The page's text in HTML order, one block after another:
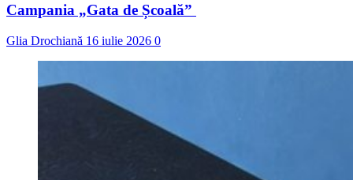
Campania „Gata de Școală”
Glia Drochiană 16 iulie 2026 0